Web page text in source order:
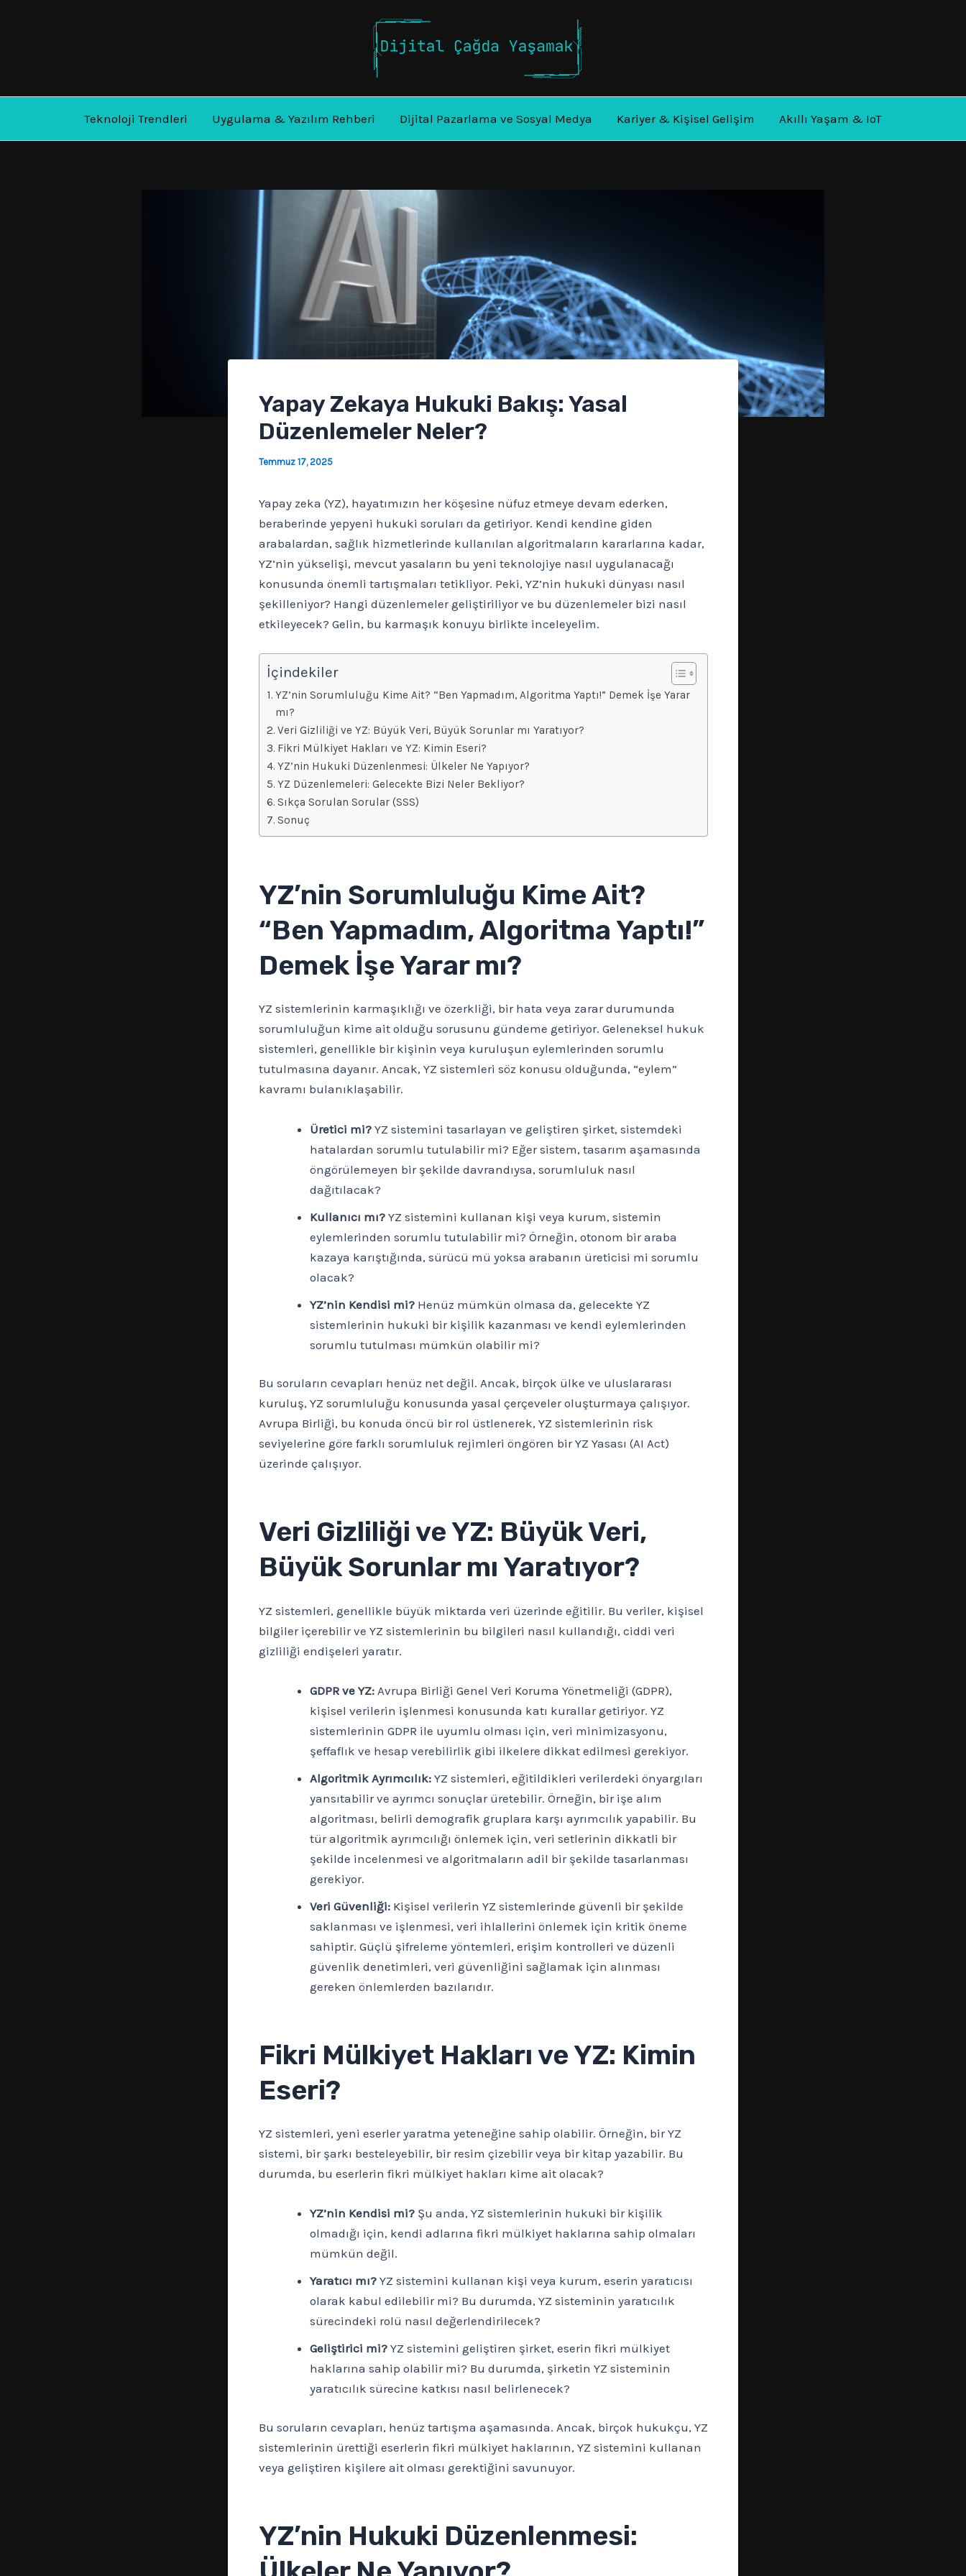
Teknoloji Trendleri Uygulama & Yazılım Rehberi Dijital Pazarlama ve Sosyal Medya Kariyer & Kişisel Gelişim Akıllı Yaşam & IoT
Yapay Zekaya Hukuki Bakış: Yasal
Düzenlemeler Neler?
Temmuz 17, 2025
Yapay zeka (YZ), hayatımızın her köşesine nüfuz etmeye devam ederken,
beraberinde yepyeni hukuki soruları da getiriyor. Kendi kendine giden
arabalardan, sağlık hizmetlerinde kullanılan algoritmaların kararlarına kadar,
YZ’nin yükselişi, mevcut yasaların bu yeni teknolojiye nasıl uygulanacağı
konusunda önemli tartışmaları tetikliyor. Peki, YZ’nin hukuki dünyası nasıl
şekilleniyor? Hangi düzenlemeler geliştiriliyor ve bu düzenlemeler bizi nasıl
etkileyecek? Gelin, bu karmaşık konuyu birlikte inceleyelim.
İçindekiler
YZ’nin Sorumluluğu Kime Ait? “Ben Yapmadım, Algoritma Yaptı!” Demek İşe Yarar
mı?
Veri Gizliliği ve YZ: Büyük Veri, Büyük Sorunlar mı Yaratıyor?
Fikri Mülkiyet Hakları ve YZ: Kimin Eseri?
YZ’nin Hukuki Düzenlenmesi: Ülkeler Ne Yapıyor?
YZ Düzenlemeleri: Gelecekte Bizi Neler Bekliyor?
Sıkça Sorulan Sorular (SSS)
Sonuç
YZ’nin Sorumluluğu Kime Ait?
“Ben Yapmadım, Algoritma Yaptı!”
Demek İşe Yarar mı?
YZ sistemlerinin karmaşıklığı ve özerkliği, bir hata veya zarar durumunda
sorumluluğun kime ait olduğu sorusunu gündeme getiriyor. Geleneksel hukuk
sistemleri, genellikle bir kişinin veya kuruluşun eylemlerinden sorumlu
tutulmasına dayanır. Ancak, YZ sistemleri söz konusu olduğunda, “eylem”
kavramı bulanıklaşabilir.
Üretici mi?YZ sistemini tasarlayan ve geliştiren şirket, sistemdeki
hatalardan sorumlu tutulabilir mi? Eğer sistem, tasarım aşamasında
öngörülemeyen bir şekilde davrandıysa, sorumluluk nasıl
dağıtılacak?
Kullanıcı mı?YZ sistemini kullanan kişi veya kurum, sistemin
eylemlerinden sorumlu tutulabilir mi? Örneğin, otonom bir araba
kazaya karıştığında, sürücü mü yoksa arabanın üreticisi mi sorumlu
olacak?
YZ’nin Kendisi mi?Henüz mümkün olmasa da, gelecekte YZ
sistemlerinin hukuki bir kişilik kazanması ve kendi eylemlerinden
sorumlu tutulması mümkün olabilir mi?
Bu soruların cevapları henüz net değil. Ancak, birçok ülke ve uluslararası
kuruluş, YZ sorumluluğu konusunda yasal çerçeveler oluşturmaya çalışıyor.
Avrupa Birliği, bu konuda öncü bir rol üstlenerek, YZ sistemlerinin risk
seviyelerine göre farklı sorumluluk rejimleri öngören bir YZ Yasası (AI Act)
üzerinde çalışıyor.
Veri Gizliliği ve YZ: Büyük Veri,
Büyük Sorunlar mı Yaratıyor?
YZ sistemleri, genellikle büyük miktarda veri üzerinde eğitilir. Bu veriler, kişisel
bilgiler içerebilir ve YZ sistemlerinin bu bilgileri nasıl kullandığı, ciddi veri
gizliliği endişeleri yaratır.
GDPR ve YZ:Avrupa Birliği Genel Veri Koruma Yönetmeliği (GDPR),
kişisel verilerin işlenmesi konusunda katı kurallar getiriyor. YZ
sistemlerinin GDPR ile uyumlu olması için, veri minimizasyonu,
şeffaflık ve hesap verebilirlik gibi ilkelere dikkat edilmesi gerekiyor.
Algoritmik Ayrımcılık:YZ sistemleri, eğitildikleri verilerdeki önyargıları
yansıtabilir ve ayrımcı sonuçlar üretebilir. Örneğin, bir işe alım
algoritması, belirli demografik gruplara karşı ayrımcılık yapabilir. Bu
tür algoritmik ayrımcılığı önlemek için, veri setlerinin dikkatli bir
şekilde incelenmesi ve algoritmaların adil bir şekilde tasarlanması
gerekiyor.
Veri Güvenliği:Kişisel verilerin YZ sistemlerinde güvenli bir şekilde
saklanması ve işlenmesi, veri ihlallerini önlemek için kritik öneme
sahiptir. Güçlü şifreleme yöntemleri, erişim kontrolleri ve düzenli
güvenlik denetimleri, veri güvenliğini sağlamak için alınması
gereken önlemlerden bazılarıdır.
Fikri Mülkiyet Hakları ve YZ: Kimin
Eseri?
YZ sistemleri, yeni eserler yaratma yeteneğine sahip olabilir. Örneğin, bir YZ
sistemi, bir şarkı besteleyebilir, bir resim çizebilir veya bir kitap yazabilir. Bu
durumda, bu eserlerin fikri mülkiyet hakları kime ait olacak?
YZ’nin Kendisi mi?Şu anda, YZ sistemlerinin hukuki bir kişilik
olmadığı için, kendi adlarına fikri mülkiyet haklarına sahip olmaları
mümkün değil.
Yaratıcı mı?YZ sistemini kullanan kişi veya kurum, eserin yaratıcısı
olarak kabul edilebilir mi? Bu durumda, YZ sisteminin yaratıcılık
sürecindeki rolü nasıl değerlendirilecek?
Geliştirici mi?YZ sistemini geliştiren şirket, eserin fikri mülkiyet
haklarına sahip olabilir mi? Bu durumda, şirketin YZ sisteminin
yaratıcılık sürecine katkısı nasıl belirlenecek?
Bu soruların cevapları, henüz tartışma aşamasında. Ancak, birçok hukukçu, YZ
sistemlerinin ürettiği eserlerin fikri mülkiyet haklarının, YZ sistemini kullanan
veya geliştiren kişilere ait olması gerektiğini savunuyor.
YZ’nin Hukuki Düzenlenmesi: